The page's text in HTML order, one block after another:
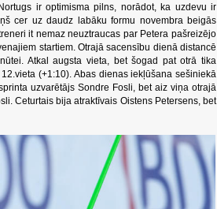
ir optimisma pilns, norādot, ka uzdevu ir
cer uz daudz labāku formu novembra beigās
it nemaz neuztraucas par Petera pašreizējo
startiem. Otrajā sacensību dienā distancē
Atkal augsta vieta, bet šogad pat otrā tika
(+1:10). Abas dienas iekļūšana sešiniekā
uzvarētājs Sondre Fosli, bet aiz viņa otrajā
Ceturtais bija atraktīvais Oistens Petersens, bet